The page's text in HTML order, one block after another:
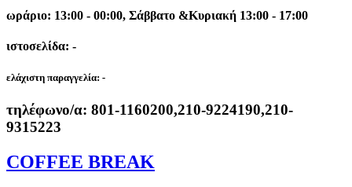
ωράριο: 13:00 - 00:00, Σάββατο &Κυριακή 13:00 - 17:00
ιστοσελίδα: -
ελάχιστη παραγγελία: -
τηλέφωνο/α: 801-1160200,210-9224190,210-
9315223
COFFEE BREAK